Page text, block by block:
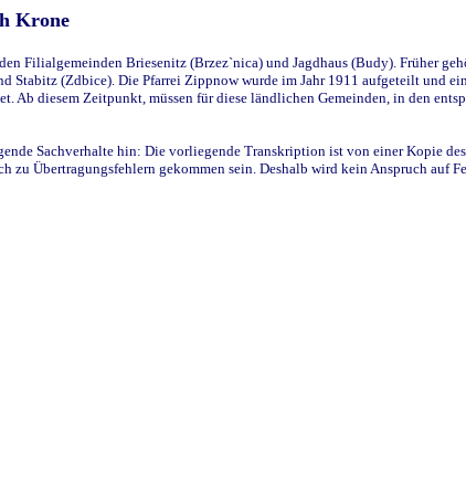
Krone
Filialgemeinden Briesenitz (Brzez`nica) und Jagdhaus (Budy). Früher
Stabitz (Zdbice). Die Pfarrei Zippnow wurde im Jahr 1911 aufgeteilt und
diesem Zeitpunkt, müssen für diese ländlichen Gemeinden, in den
Sachverhalte hin: Die vorliegende Transkription ist von einer Kopie
Übertragungsfehlern gekommen sein. Deshalb wird kein Anspruch auf